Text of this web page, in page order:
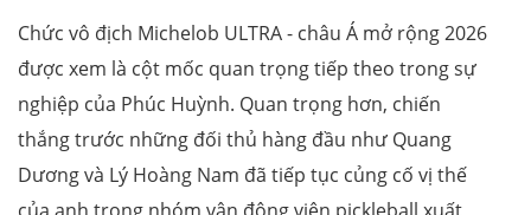
Chức vô địch Michelob ULTRA - châu Á mở rộng 2026
được xem là cột mốc quan trọng tiếp theo trong sự
nghiệp của Phúc Huỳnh. Quan trọng hơn, chiến
thắng trước những đối thủ hàng đầu như Quang
Dương và Lý Hoàng Nam đã tiếp tục củng cố vị thế